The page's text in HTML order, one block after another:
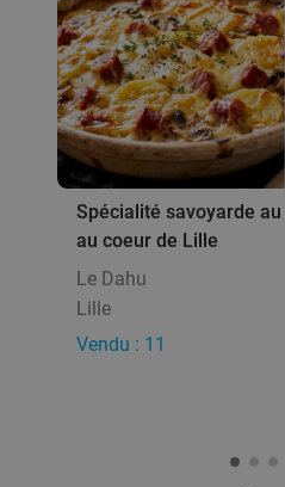
Spécialité savoyarde
au coeur de Lille
Le Dahu
Lille
Vendu : 11